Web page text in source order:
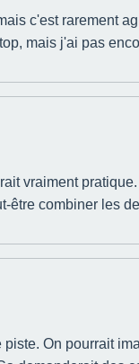
c'est rarement
mais j'ai pas
vraiment
être combiner les
On pourrait